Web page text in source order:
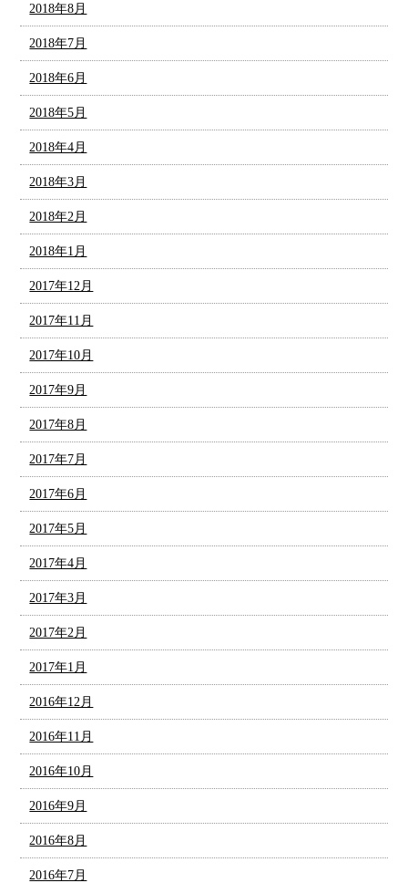
2018年8月
2018年7月
2018年6月
2018年5月
2018年4月
2018年3月
2018年2月
2018年1月
2017年12月
2017年11月
2017年10月
2017年9月
2017年8月
2017年7月
2017年6月
2017年5月
2017年4月
2017年3月
2017年2月
2017年1月
2016年12月
2016年11月
2016年10月
2016年9月
2016年8月
2016年7月